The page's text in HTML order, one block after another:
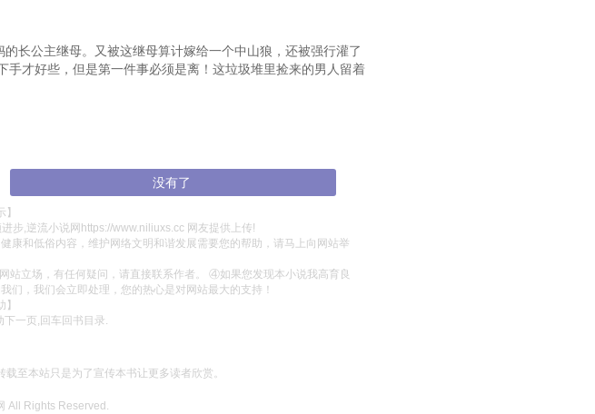
还不知道 第141章 梁群峰啊？我舅舅
好好学 第144章 偶遇梁璐
第153章 突如其来的跳楼事件
展不大
不利 第159章 有人想摘瓜
对劲 第162章 背后布局的人
自己扛
准备 第171章 事情的来龙去脉
其实是狼
长公主继母。又被这继母算计嫁给一个中山狼，还被强行灌了
才好些，但是第一件事必须是离！这垃圾堆里捡来的男人留着
没有了
】
步,逆流小说网https://www.niliuxs.cc 网友提供上传!
和低俗内容，维护网络文明和谐发展需要您的帮助，请马上向网站举
立场，有任何疑问，请直接联系作者。 ④如果您发现本小说我高育良
们，我们会立即处理，您的热心是对网站最大的支持！
】
一页,回车回书目录.
至本站只是为了宣传本书让更多读者欣赏。
All Rights Reserved.